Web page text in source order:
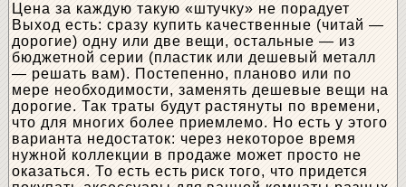
Цена за каждую такую «штучку» не порадует
Выход есть: сразу купить качественные (читай —
дорогие) одну или две вещи, остальные — из
бюджетной серии (пластик или дешевый металл
— решать вам). Постепенно, планово или по
мере необходимости, заменять дешевые вещи на
дорогие. Так траты будут растянуты по времени,
что для многих более приемлемо. Но есть у этого
варианта недостаток: через некоторое время
нужной коллекции в продаже может просто не
оказаться. То есть есть риск того, что придется